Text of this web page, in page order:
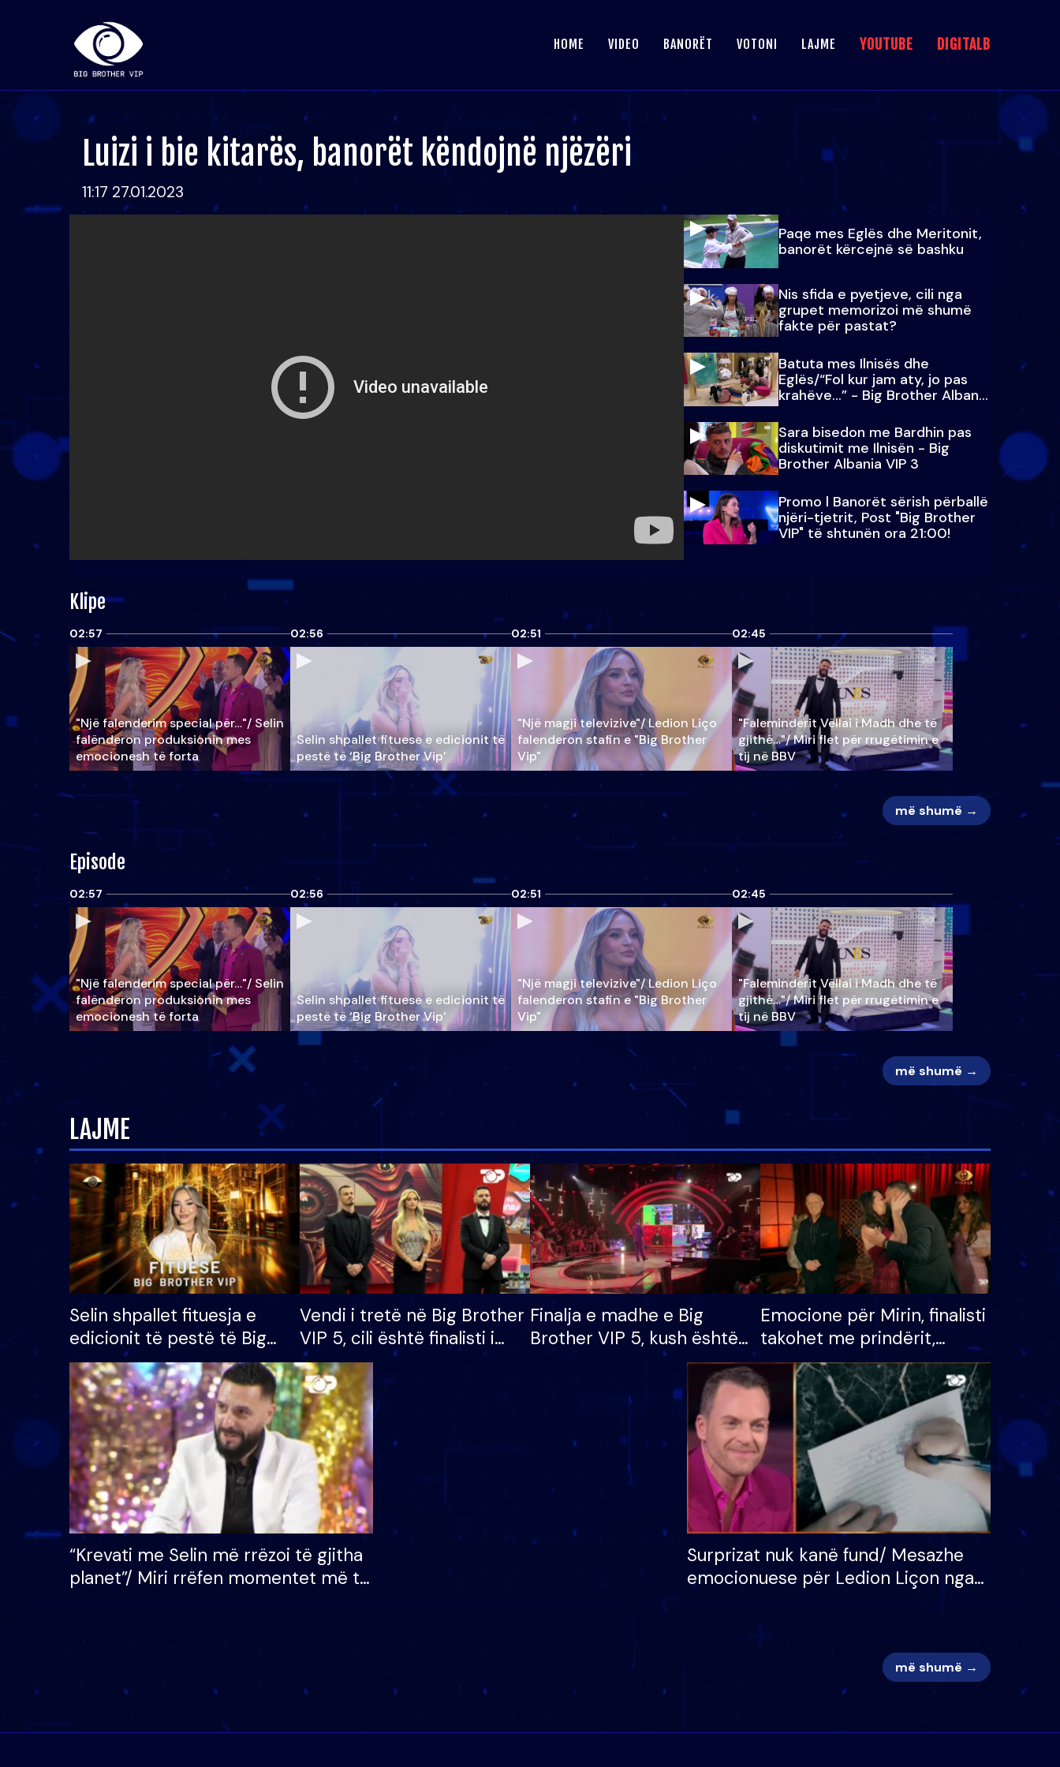
HOME VIDEO BANORËT VOTONI LAJME YOUTUBE DIGITALB
Luizi i bie kitarës, banorët këndojnë njëzëri
11:17 27.01.2023
Paqe mes Eglës dhe Meritonit,
banorët kërcejnë së bashku
Nis sfida e pyetjeve, cili nga
grupet memorizoi më shumë
fakte për pastat?
Batuta mes Ilnisës dhe
Eglës/“Fol kur jam aty, jo pas
krahëve…” - Big Brother Albania
VIP 3
Sara bisedon me Bardhin pas
diskutimit me Ilnisën - Big
Brother Albania VIP 3
Promo l Banorët sërish përballë
njëri-tjetrit, Post "Big Brother
VIP" të shtunën ora 21:00!
Klipe
02:57
"Një falenderim special për…"/ Selin
falënderon produksionin mes
emocionesh të forta
02:56
Selin shpallet fituese e edicionit të
pestë të ‘Big Brother Vip’
02:51
"Një magji televizive"/ Ledion Liço
falenderon stafin e "Big Brother
Vip"
02:45
"Faleminderit Vëllai i Madh dhe të
gjithë…"/ Miri flet për rrugëtimin e
tij në BBV
më shumë →
Episode
02:57
"Një falenderim special për…"/ Selin
falënderon produksionin mes
emocionesh të forta
02:56
Selin shpallet fituese e edicionit të
pestë të ‘Big Brother Vip’
02:51
"Një magji televizive"/ Ledion Liço
falenderon stafin e "Big Brother
Vip"
02:45
"Faleminderit Vëllai i Madh dhe të
gjithë…"/ Miri flet për rrugëtimin e
tij në BBV
më shumë →
LAJME
Selin shpallet fituesja e
edicionit të pestë të Big
Brother VIP, rrëmben
çmimin e madh prej 100
mijë eurosh
Vendi i tretë në Big Brother
VIP 5, cili është finalisti i
radhës që lë shtëpinë
Finalja e madhe e Big
Brother VIP 5, kush është
banori i parë që lë shtëpinë
dhe humb mundësinë për
të fituar çmimin e madh
Emocione për Mirin, finalisti
takohet me prindërit,
vajzën dhe bashkëshorten:
S’kemi ndonjë letër divorci
apo jo?
“Krevati me Selin më rrëzoi të gjitha
planet”/ Miri rrëfen momentet më të
Surprizat nuk kanë fund/ Mesazhe
emocionuese për Ledion Liçon nga
më shumë →